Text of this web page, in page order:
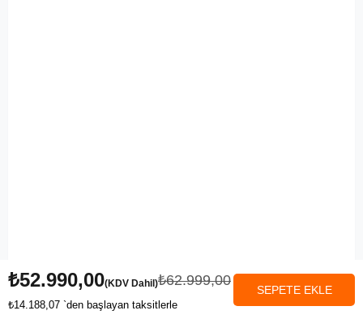
₺62.999,00
₺52.990,00(KDV Dahil)
₺14.188,07 `den başlayan taksitlerle
Anasayfa Favorilerim Sepetim Üye Girişi